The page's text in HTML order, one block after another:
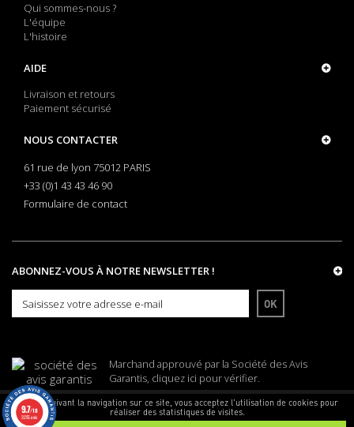
En poursuivant la navigation sur ce site, vous acceptez l'utilisation de cookies pour
réaliser des statistiques de visites.
Qui sommes-nous ?
L'équipe
L'histoire
AIDE
Livraison et retours
Paiement sécurisé
NOUS CONTACTER
61 rue de lyon 75012 PARIS
+33 (0)1 43 43 46 90
Formulaire de contact
ABONNEZ-VOUS À NOTRE NEWSLETTER !
OK
Marchand approuvé par la Société des Avis
Garantis, cliquez ici pour vérifier.
© Armes Bastille - CNIL 1549746
9.7/10
3255 avis